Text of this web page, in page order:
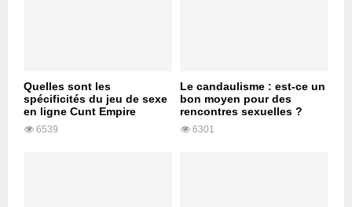
Quelles sont les
spécificités du jeu de sexe
en ligne Cunt Empire
6539
Le candaulisme : est-ce un
bon moyen pour des
rencontres sexuelles ?
6301